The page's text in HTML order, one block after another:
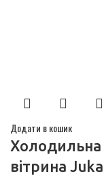
Додати в кошик
Холодильна
вітрина